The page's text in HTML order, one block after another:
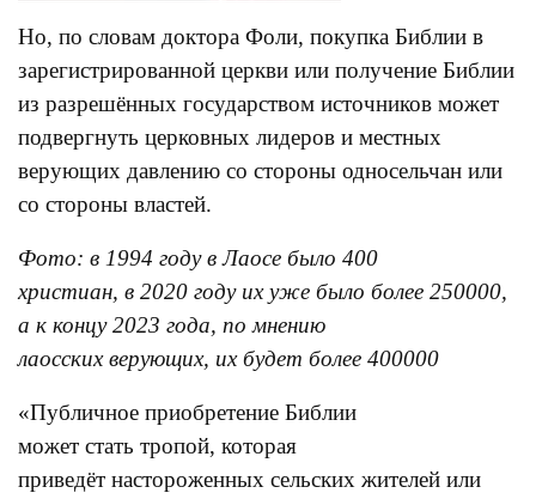
Но, по словам доктора Фоли, покупка Библии в
зарегистрированной церкви или получение Библии
из разрешённых государством источников может
подвергнуть церковных лидеров и местных
верующих давлению со стороны односельчан или
со стороны властей.
Фото: в 1994 году в Лаосе было 400
христиан, в 2020 году их уже было более 250000,
а к концу 2023 года, по мнению
лаосских верующих, их будет более 400000
«Публичное приобретение Библии
может стать тропой, которая
приведёт настороженных сельских жителей или